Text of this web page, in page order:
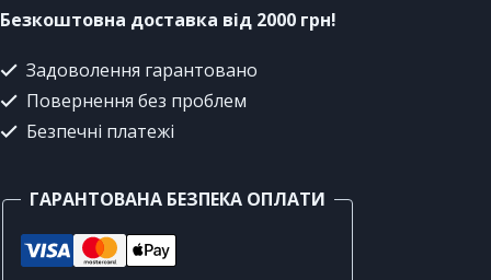
Безкоштовна доставка від 2000 грн!
Задоволення гарантовано
Повернення без проблем
Безпечні платежі
ГАРАНТОВАНА БЕЗПЕКА ОПЛАТИ